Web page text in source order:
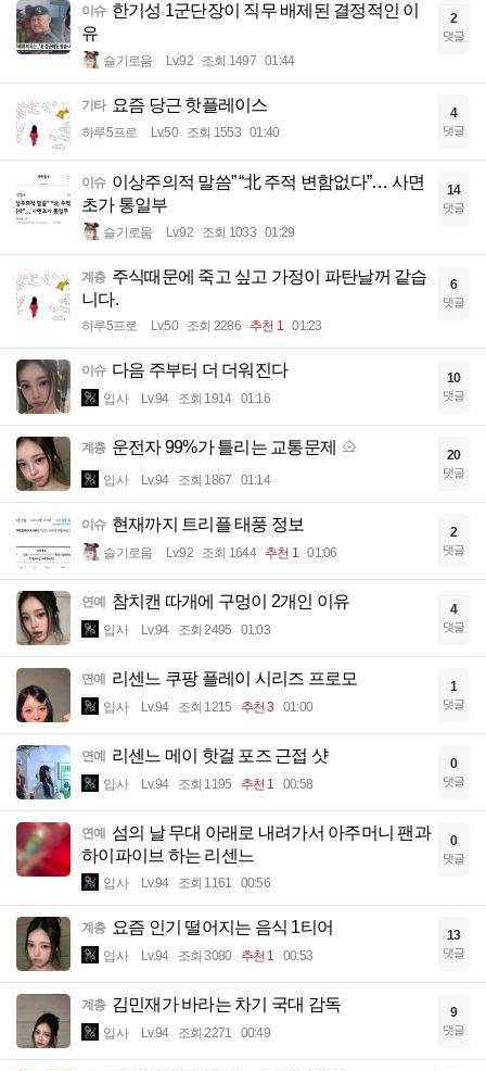
이슈 한기성 1군단장이 직무 배제된 결정적인 이
유
슬기로움 Lv.92 조회 1497 01:44
2
댓글
기타 요즘 당근 핫플레이스
하루5프로 Lv.50 조회 1553 01:40
4
댓글
이슈 이상주의적 말씀” “北 주적 변함없다”… 사면
초가 통일부
슬기로움 Lv.92 조회 1033 01:29
14
댓글
계층 주식때문에 죽고 싶고 가정이 파탄날꺼 같습
니다.
하루5프로 Lv.50 조회 2286 추천 1 01:23
6
댓글
이슈 다음 주부터 더 더워진다
입사 Lv.94 조회 1914 01:16
10
댓글
계층 운전자 99%가 틀리는 교통문제
입사 Lv.94 조회 1867 01:14
20
댓글
이슈 현재까지 트리플 태풍 정보
슬기로움 Lv.92 조회 1644 추천 1 01:06
2
댓글
연예 참치캔 따개에 구멍이 2개인 이유
입사 Lv.94 조회 2495 01:03
4
댓글
연예 리센느 쿠팡 플레이 시리즈 프로모
입사 Lv.94 조회 1215 추천 3 01:00
1
댓글
연예 리센느 메이 핫걸 포즈 근접 샷
입사 Lv.94 조회 1195 추천 1 00:58
0
댓글
연예
섬의 날 무대 아래로 내려가서 아주머니 팬과
하이파이브 하는 리센느
입사 Lv.94 조회 1161 00:56
0
댓글
계층 요즘 인기 떨어지는 음식 1티어
입사 Lv.94 조회 3080 추천 1 00:53
13
댓글
계층 김민재가 바라는 차기 국대 감독
입사 Lv.94 조회 2271 00:49
9
댓글